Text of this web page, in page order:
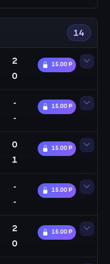
14
2
0
15.00 Ᵽ
-
-
15.00 Ᵽ
0
1
15.00 Ᵽ
-
-
15.00 Ᵽ
2
0
15.00 Ᵽ